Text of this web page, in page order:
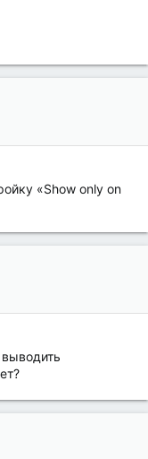
«Show only on